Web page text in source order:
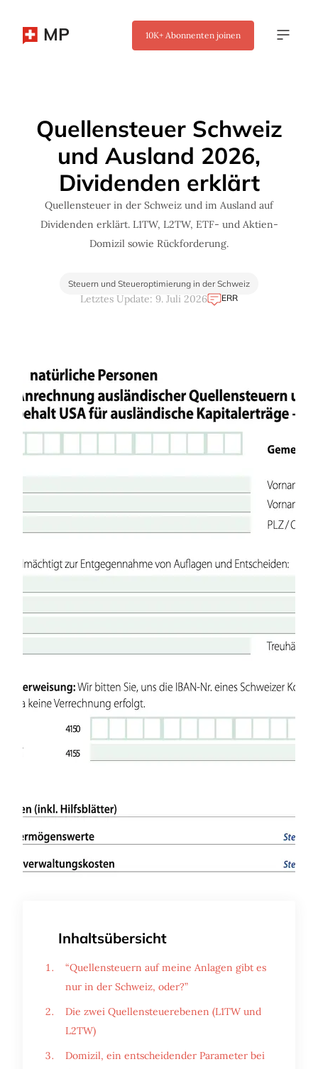
MP 10K+ Abonnenten joinen
Quellensteuer Schweiz
und Ausland 2026,
Dividenden erklärt
Quellensteuer in der Schweiz und im Ausland auf
Dividenden erklärt. L1TW, L2TW, ETF- und Aktien-
Domizil sowie Rückforderung.
Steuern und Steueroptimierung in der Schweiz
Letztes Update: 9. Juli 2026 ERR
Inhaltsübersicht
“Quellensteuern auf meine Anlagen gibt es
nur in der Schweiz, oder?”
Die zwei Quellensteuerebenen (L1TW und
L2TW)
Domizil, ein entscheidender Parameter bei